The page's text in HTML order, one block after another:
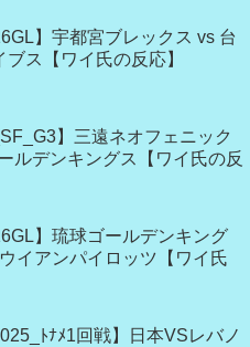
】宇都宮ブレックス vs 台
ス【ワイ氏の反応】
】三遠ネオフェニック
ルデンキングス【ワイ氏の反
】琉球ゴールデンキング
イアンパイロッツ【ワイ氏
ﾄﾅﾒ1回戦】日本VSレバノ